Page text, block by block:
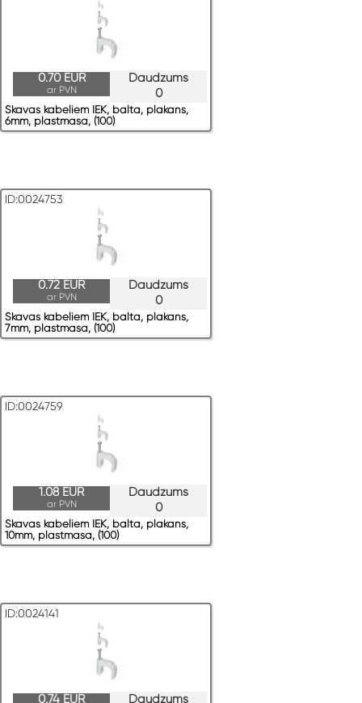
Daudzums
0
0.70 EUR
ar PVN
Skavas kabeļiem IEK, balta, plakans,
6mm, plastmasa, (100)
ID:0024753
Daudzums
0
0.72 EUR
ar PVN
Skavas kabeļiem IEK, balta, plakans,
7mm, plastmasa, (100)
ID:0024759
Daudzums
0
1.08 EUR
ar PVN
Skavas kabeļiem IEK, balta, plakans,
10mm, plastmasa, (100)
ID:0024141
Daudzums
0.74 EUR